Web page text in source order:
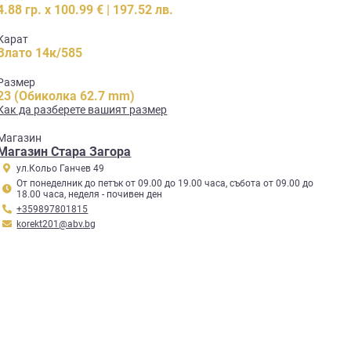
гр. x 100.99 € | 197.52 лв.
14к/585
(Обиколка 62.7 mm)
да разберете вашият размер
Стара Загора
ул.Кольо Ганчев 49
От понеделник до петък от 09.00 до 19.00 часа, събота от 09.00 до
18.00 часа, неделя - почивен ден
+359897801815
korekt201@abv.bg